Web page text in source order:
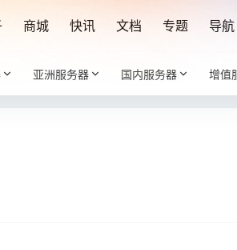
商城 快讯 文档 专题 导航
亚洲服务器 国内服务器 增值